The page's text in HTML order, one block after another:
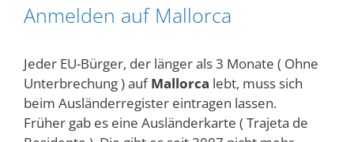
Anmelden auf Mallorca
Jeder EU-Bürger, der länger als 3 Monate ( Ohne
Unterbrechung ) aufMallorca lebt, muss sich
beim Ausländerregister eintragen lassen.
Früher gab es eine Ausländerkarte ( Trajeta de